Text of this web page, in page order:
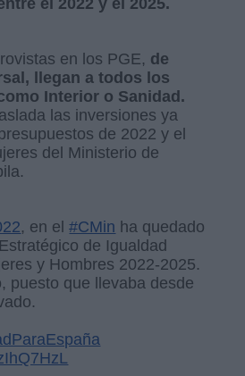
el 2022 y el 2025.
en los PGE, de
llegan a todos los
Interior o Sanidad.
las inversiones ya
de 2022 y el
del Ministerio de
, en el#CMin ha quedado
de Igualdad
y Hombres 2022-2025.
puesto que llevaba desde